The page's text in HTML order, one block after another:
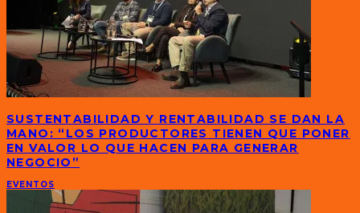
SUSTENTABILIDAD Y RENTABILIDAD SE DAN LA
MANO: “LOS PRODUCTORES TIENEN QUE PONER
EN VALOR LO QUE HACEN PARA GENERAR
NEGOCIO”
EVENTOS